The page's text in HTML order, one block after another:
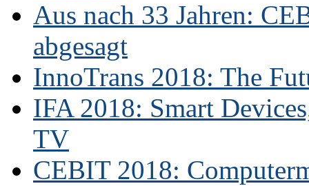
Aus nach 33 Jahren:
abgesagt
InnoTrans 2018: The
IFA 2018: Smart
TV
CEBIT 2018: